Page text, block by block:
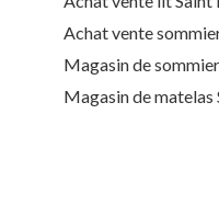
Achat vente
Magasin de
Magasin de matelas